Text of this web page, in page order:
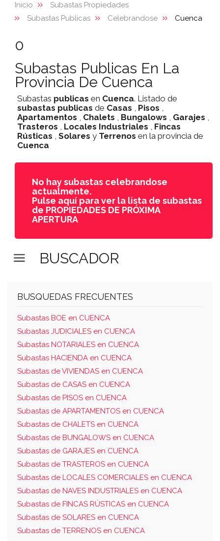
Inicio
Subastas Propiedades
Subastas Publicas
Celebrandose Cuenca
0
Subastas Publicas En La
Provincia De Cuenca
Subastas publicas en Cuenca. Listado de
subastas publicas de Casas , Pisos ,
Apartamentos , Chalets , Bungalows , Garajes ,
Trasteros , Locales Industriales , Fincas
Rústicas , Solares y Terrenos en la provincia de
Cuenca
No hay subastas celebrandose
actualmente.
Pulse aquí para ver la lista de subastas
de PROPIEDADES DE PRÓXIMA
APERTURA
BUSCADOR
BUSQUEDAS FRECUENTES
Subastas BOE en CUENCA
Subastas JUDICIALES en CUENCA
Subastas NOTARIALES en CUENCA
Subastas HACIENDA en CUENCA
Subastas de VIVIENDAS en CUENCA
Subastas de CASAS en CUENCA
Subastas de PISOS en CUENCA
Subastas de APARTAMENTOS en CUENCA
Subastas de CHALETS en CUENCA
Subastas de BUNGALOWS en CUENCA
Subastas de GARAJES en CUENCA
Subastas de TRASTEROS en CUENCA
Subastas de LOCALES COMERCIALES en CUENCA
Subastas de NAVES INDUSTRIALES en CUENCA
Subastas de FINCAS RÚSTICAS en CUENCA
Subastas de SOLARES en CUENCA
Subastas de TERRENOS en CUENCA